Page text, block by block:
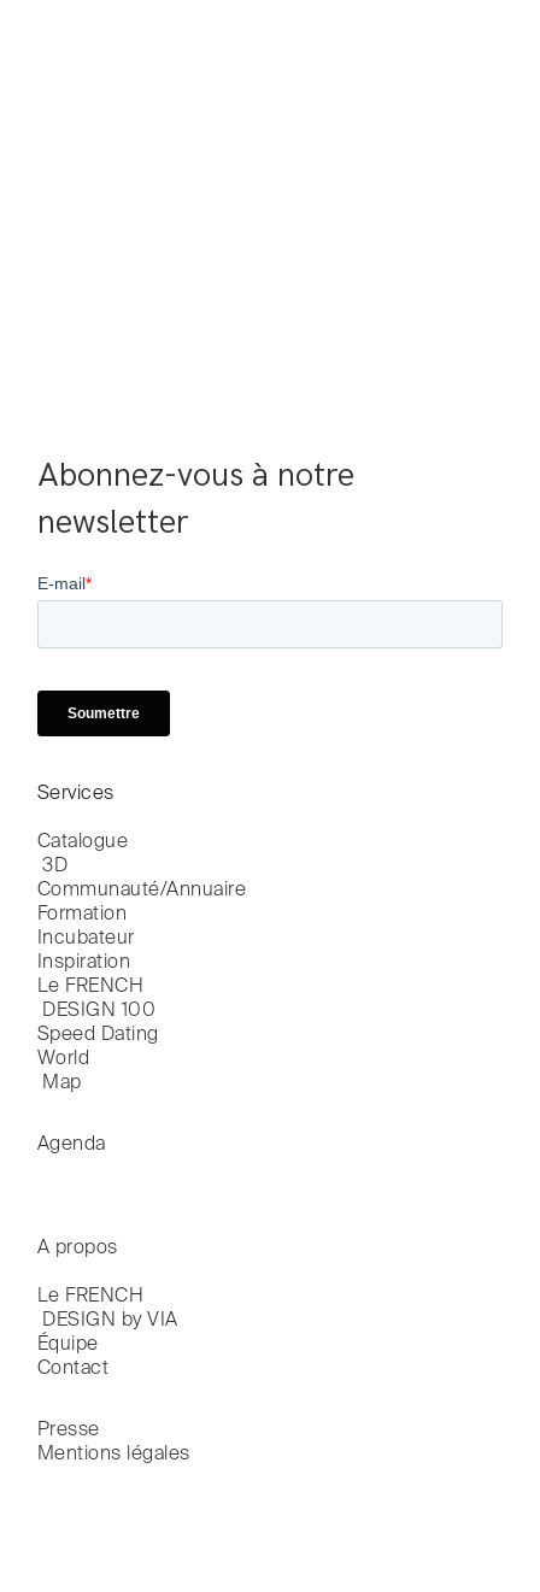
Abonnez-vous à notre
newsletter
Services
Catalogue
3D
Communauté/Annuaire
Formation
Incubateur
Inspiration
Le FRENCH
DESIGN 100
Speed Dating
World
Map
Agenda
A propos
Le FRENCH
DESIGN by VIA
Équipe
Contact
Presse
Mentions légales